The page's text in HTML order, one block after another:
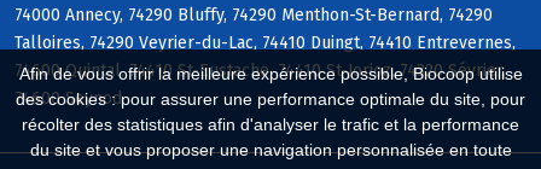
Afin de vous offrir la meilleure expérience possible, Biocoop utilise
des cookies : pour assurer une performance optimale du site, pour
récolter des statistiques afin d'analyser le trafic et la performance
du site et vous proposer une navigation personnalisée en toute
74000 Annecy, 74290 Bluffy, 74290 Menthon-St-Bernard, 74290
Talloires, 74290 Veyrier-du-Lac, 74410 Duingt, 74410 Entrevernes,
74600 Quintal, 74410 St-Eustache, 74410 St-Jorioz, 74320 Sévrier,
74600 Seynod